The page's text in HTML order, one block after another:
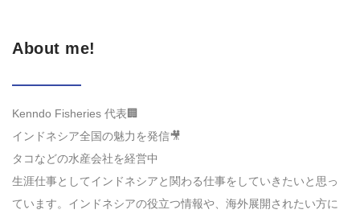
About me!
Kenndo Fisheries 代表🏢
インドネシア全国の魅力を発信🎥
タコなどの水産会社を経営中
生涯仕事としてインドネシアと関わる仕事をしていきたいと思っ
ています。インドネシアの役立つ情報や、海外展開されたい方に